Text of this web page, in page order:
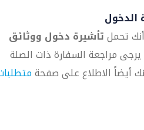
الدخول
تحملتأشيرة دخول ووثائق
يرجى مراجعة السفارة ذات الصلة
أيضاً الاطلاع على صفحة